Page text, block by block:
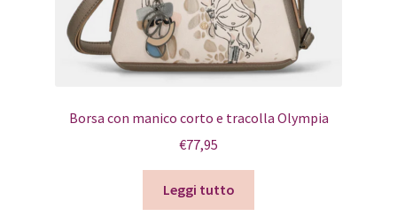
Borsa con manico corto e tracolla Olympia
€77,95
Leggi tutto